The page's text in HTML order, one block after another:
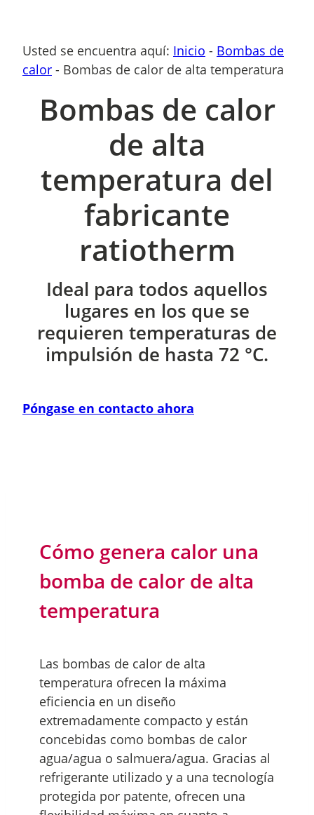
Usted se encuentra aquí: Inicio - Bombas de
calor - Bombas de calor de alta temperatura
Bombas de calor
de alta
temperatura del
fabricante
ratiotherm
Ideal para todos aquellos
lugares en los que se
requieren temperaturas de
impulsión de hasta 72 °C.
Póngase en contacto ahora
Cómo genera calor una
bomba de calor de alta
temperatura
Las bombas de calor de alta
temperatura ofrecen la máxima
eficiencia en un diseño
extremadamente compacto y están
concebidas como bombas de calor
agua/agua o salmuera/agua. Gracias al
refrigerante utilizado y a una tecnología
protegida por patente, ofrecen una